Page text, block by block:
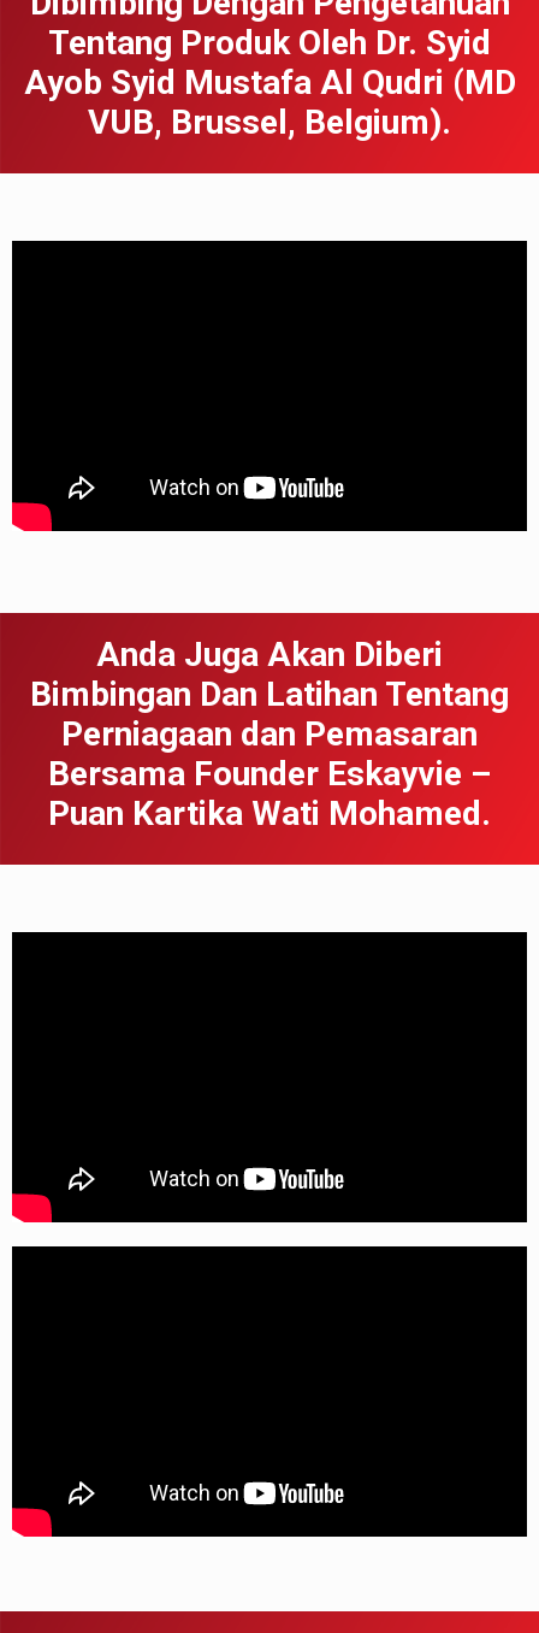
Tentang Produk Oleh Dr. Syid
Ayob Syid Mustafa Al Qudri (MD
VUB, Brussel, Belgium).
Anda Juga Akan Diberi
Bimbingan Dan Latihan Tentang
Perniagaan dan Pemasaran
Bersama Founder Eskayvie –
Puan Kartika Wati Mohamed.